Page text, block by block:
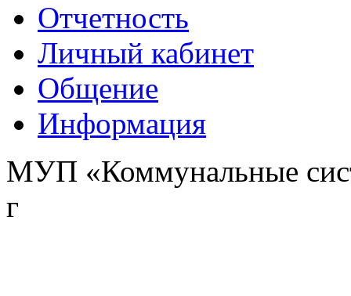
Отчетность
Личный кабинет
Общение
Информация
МУП «Коммунальные
г